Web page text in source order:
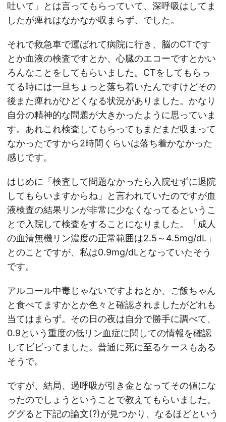
吐いて」とは言ってもらっていて、深呼吸はしてま
したが痺れはなかなか収まらず、でした。
それで救急車で運ばれて病院に行き、脳のCTです
とか血液の検査ですとか、心臓のエコーですとかい
ろんなことをしてもらいました。CTをしてもらっ
てる時には一旦ちょっと落ち着いたんですけどその
後また痺れがひどくなる状況がありました。かなり
自分の精神的な問題が大きかったように思っていま
す。あれこれ検査してもらってもまだまだ収まって
なかったですから2時間くらいは落ち着かなかった
感じです。
はじめに「検査して問題なかったら入院せずに退院
してもらいますからね」と言われていたのですが血
液検査の結果リンが非常に少なくなってるというこ
とで入院して検査をすることになりました。「成人
の血清無機リン濃度の正常範囲は2.5～4.5mg/dL」
とのことですが、私は0.9mg/dLとなっていたそう
です。
アルコール中毒じゃないですよねとか、ご飯ちゃん
と食べてますかとか色々と確認されましたがどれも
当てはまらず。その日の夜は自分で勝手に調べて、
0.9という重度の低リン血症に関しての情報を確認
してビビってました。普通に死に至るケースもある
そうで。
ですが、結局、過呼吸が引き金となってその値にな
ったのでしょうということで教えてもらいました。
ググると下記の論文(?)が見つかり、なるほどという